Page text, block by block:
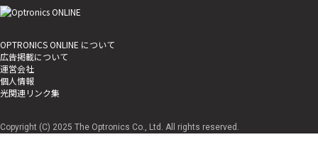
OPTRONICS ONLINE について
広告掲載について
運営会社
個人情報
光関連リンク集
Copyright (C) 2025 The Optronics Co., Ltd. All rights reserved.